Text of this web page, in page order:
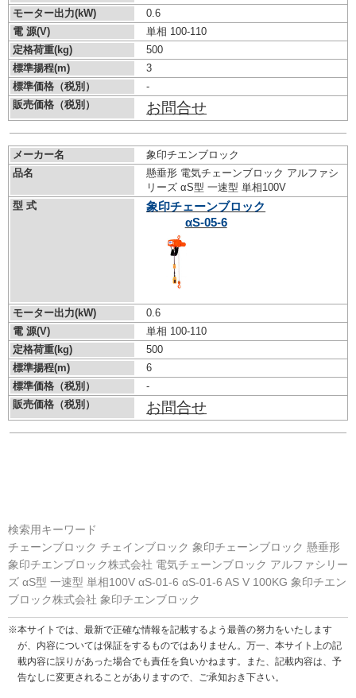
モーター出力(kW)
0.6
電 源(V)
単相 100-110
定格荷重(kg)
500
標準揚程(m)
3
標準価格（税別）
-
販売価格（税別）
お問合せ
メーカー名
象印チエンブロック
品名
懸垂形 電気チェーンブロック アルファシ
リーズ αS型 一速型 単相100V
型 式
象印チェーンブロック
αS-05-6
モーター出力(kW)
0.6
電 源(V)
単相 100-110
定格荷重(kg)
500
標準揚程(m)
6
標準価格（税別）
-
販売価格（税別）
お問合せ
検索用キーワード
チェーンブロック チェインブロック 象印チェーンブロック 懸垂形
象印チエンブロック株式会社 電気チェーンブロック アルファシリー
ズ αS型 一速型 単相100V αS-01-6 αS-01-6 AS V 100KG 象印チエン
ブロック株式会社 象印チエンブロック
※本サイトでは、最新で正確な情報を記載するよう最善の努力をいたします
が、内容については保証をするものではありません。万一、本サイト上の記
載内容に誤りがあった場合でも責任を負いかねます。また、記載内容は、予
告なしに変更されることがありますので、ご承知おき下さい。